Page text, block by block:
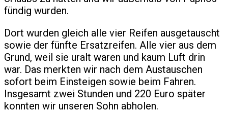
fündig wurden.
Dort wurden gleich alle vier Reifen ausgetauscht
sowie der fünfte Ersatzreifen. Alle vier aus dem
Grund, weil sie uralt waren und kaum Luft drin
war. Das merkten wir nach dem Austauschen
sofort beim Einsteigen sowie beim Fahren.
Insgesamt zwei Stunden und 220 Euro später
konnten wir unseren Sohn abholen.